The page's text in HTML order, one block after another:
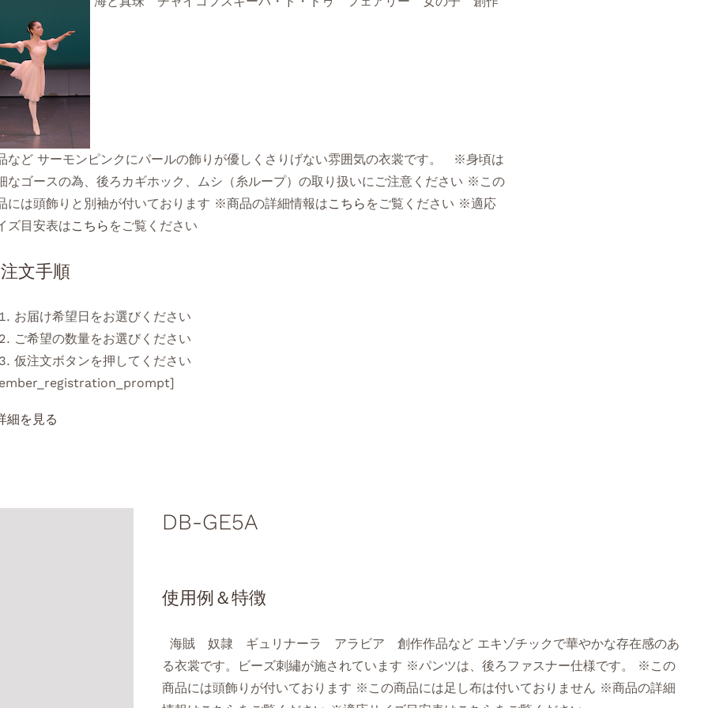
など サーモンピンクにパールの飾りが優しくさりげない雰囲気の衣裳です。 ※身頃は
なゴースの為、後ろカギホック、ムシ（糸ループ）の取り扱いにご注意ください ※この
には頭飾りと別袖が付いております ※商品の詳細情報はこちら をご覧ください ※適応
ズ目安表はこちら をご覧ください
文手順
お届け希望日をお選びください
ご希望の数量をお選びください
仮注文ボタンを押してください
DB-GE5A
使用例＆特徴
海賊 奴隷 ギュリナーラ アラビア 創作作品など エキゾチックで華やかな存在感のあ
る衣裳です。ビーズ刺繡が施されています ※パンツは、後ろファスナー仕様です。 ※この
商品には頭飾りが付いております ※この商品には足し布は付いておりません ※商品の詳細